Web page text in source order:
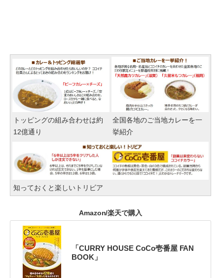
トッピングの組み合わせは約
12億通り
全国各地のご当地カレーを一
挙紹介
知っておくと楽しいトリビア
Amazon/楽天で購入
「CURRY HOUSE CoCo壱番屋 FAN
BOOK」